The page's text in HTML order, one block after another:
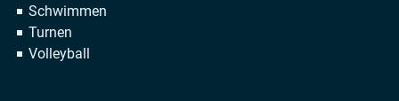
Schwimmen
Turnen
Volleyball